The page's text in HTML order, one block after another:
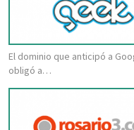
El dominio que anticipó a
obligó a…